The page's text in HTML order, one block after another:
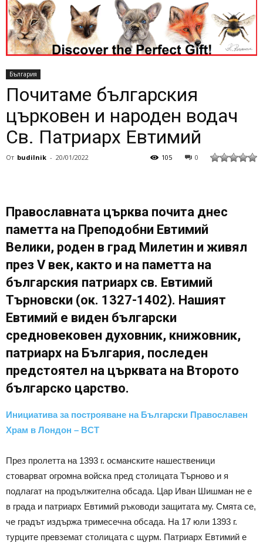
България
Почитаме българския
църковен и народен водач
Св. Патриарх Евтимий
От budilnik - 20/01/2022 0
105
Православната църква почита днес
паметта на Преподобни Евтимий
Велики, роден в град Милетин и живял
през V век, както и на паметта на
българския патриарх св. Евтимий
Търновски (ок. 1327-1402). Нашият
Евтимий е виден български
средновековен духовник, книжовник,
патриарх на България, последен
предстоятел на църквата на Второто
българско царство.
Инициатива за построяване на Български Православен
Храм в Лондон – BCT
През пролетта на 1393 г. османските нашественици
стоварват огромна войска пред столицата Търново и я
подлагат на продължителна обсада. Цар Иван Шишман не е
в града и патриарх Евтимий ръководи защитата му. Смята се,
че градът издържа тримесечна обсада. На 17 юли 1393 г.
турците превземат столицата с щурм. Патриарх Евтимий е